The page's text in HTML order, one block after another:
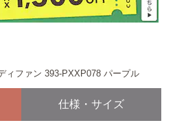
ィファン 393-PXXP078 パープル
仕様・サイズ